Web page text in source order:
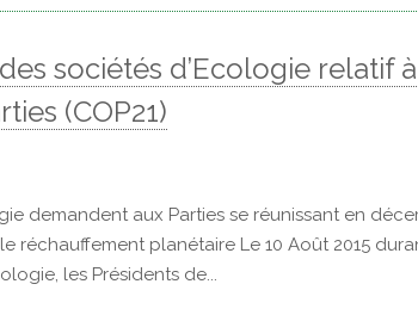
sociétés d’Ecologie relatif
(COP21)
demandent aux Parties se réunissant en
réchauffement planétaire Le 10 Août 2015
les Présidents de...